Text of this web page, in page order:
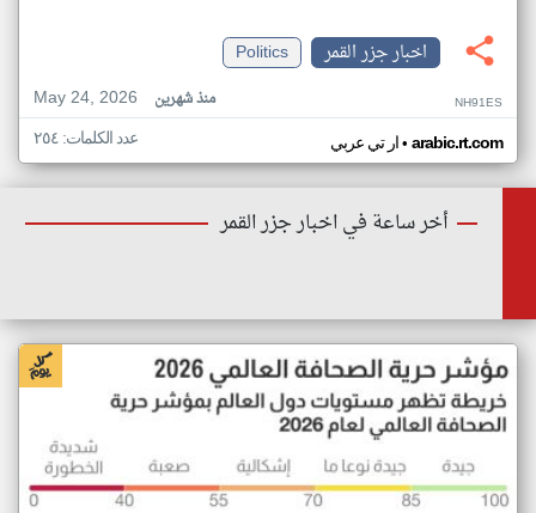
اخبار جزر القمر
Politics
May 24, 2026
منذ شهرين NH91ES
ار تي عربي• arabic.rt.com عدد الكلمات: ٢٥٤
أخر ساعة في اخبار جزر القمر